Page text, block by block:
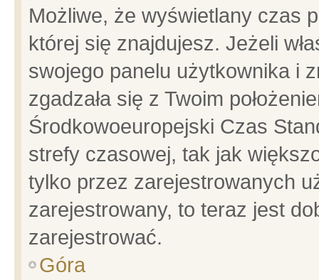
Możliwe, że wyświetlany czas
której się znajdujesz. Jeżeli
swojego panelu użytkownika i
zgadzała się z Twoim
Środkowoeuropejski Czas
strefy czasowej, tak jak
tylko przez zarejestrowanych
zarejestrowany, to teraz jest
zarejestrować.
Góra